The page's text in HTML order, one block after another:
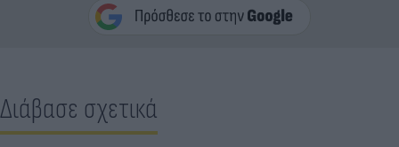
Διάβασε σχετικά